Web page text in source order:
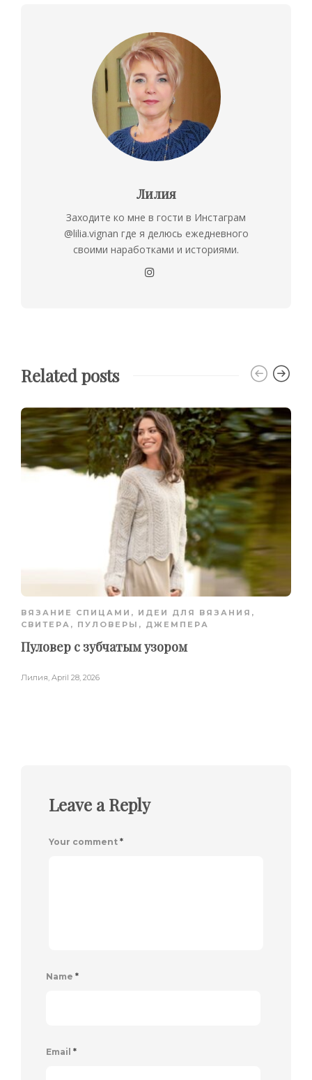
Лилия
Заходите ко мне в гости в Инстаграм
@lilia.vignan где я делюсь ежедневного
своими наработками и историями.
Related posts
ВЯЗАНИЕ СПИЦАМИ , ИДЕИ ДЛЯ ВЯЗАНИЯ ,
СВИТЕРА, ПУЛОВЕРЫ, ДЖЕМПЕРА
Пуловер с зубчатым узором
Лилия, April 28, 2026
Leave a Reply
Your comment *
Name *
Email *